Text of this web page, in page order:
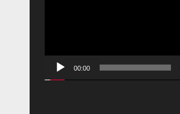
00:00